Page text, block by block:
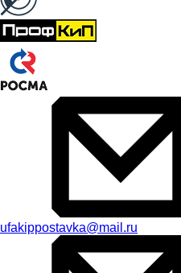
ufakippostavka@mail.ru